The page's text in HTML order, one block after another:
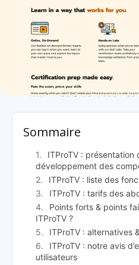
ITProTV:
Sommaire
ITProTV : présentation
développement des
ITProTV : liste des
ITProTV : tarifs des
Points forts & points
ITProTV ?
ITProTV : alternatives
ITProTV : notre avis
utilisateurs